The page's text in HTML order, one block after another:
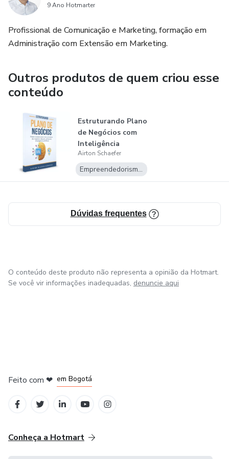
Não perca esta oportunidade de se juntar à vanguarda da
revolução da IA. Invista em si mesmo, desbloqueie um
agora e dê o primeiro passo para transformar sua vida com
o poder da Inteligência Artificial!
9 Ano Hotmarter
Profissional de Comunicação e Marketing, formação em
Administração com Extensão em Marketing.
Outros produtos de quem criou esse
conteúdo
Estruturando Plano
de Negócios com
Inteligência
Artificial
Airton Schaefer
Empreendedorismo Digital
Dúvidas frequentes
O conteúdo deste produto não representa a opinião da Hotmart.
Se você vir informações inadequadas, denuncie aqui
Feito com ❤ em Bogotá
Conheça a Hotmart